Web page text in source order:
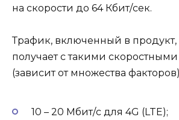
на скорости до 64 Кбит/сек.
Трафик, включенный в продукт,
получает с такими
(зависит от множества
10 – 20 Мбит/с для 4G (LTE);